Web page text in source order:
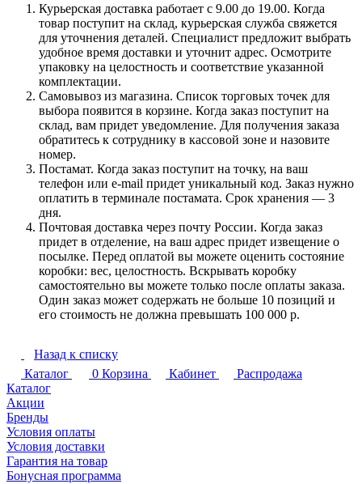
Курьерская доставка работает с 9.00 до 19.00. Когда
товар поступит на склад, курьерская служба свяжется
для уточнения деталей. Специалист предложит выбрать
удобное время доставки и уточнит адрес. Осмотрите
упаковку на целостность и соответствие указанной
комплектации.
Самовывоз из магазина. Список торговых точек для
выбора появится в корзине. Когда заказ поступит на
склад, вам придет уведомление. Для получения заказа
обратитесь к сотруднику в кассовой зоне и назовите
номер.
Постамат. Когда заказ поступит на точку, на ваш
телефон или e-mail придет уникальный код. Заказ нужно
оплатить в терминале постамата. Срок хранения — 3
дня.
Почтовая доставка через почту России. Когда заказ
придет в отделение, на ваш адрес придет извещение о
посылке. Перед оплатой вы можете оценить состояние
коробки: вес, целостность. Вскрывать коробку
самостоятельно вы можете только после оплаты заказа.
Один заказ может содержать не больше 10 позиций и
его стоимость не должна превышать 100 000 р.
Назад к списку
Каталог
0 Корзина Кабинет
Распродажа
Каталог
Акции
Бренды
Условия оплаты
Условия доставки
Гарантия на товар
Бонусная программа